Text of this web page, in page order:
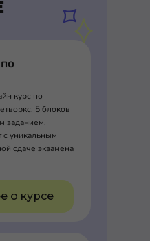
курс по
5 блоков
заданием.
уникальным
сдаче экзамена
о курсе